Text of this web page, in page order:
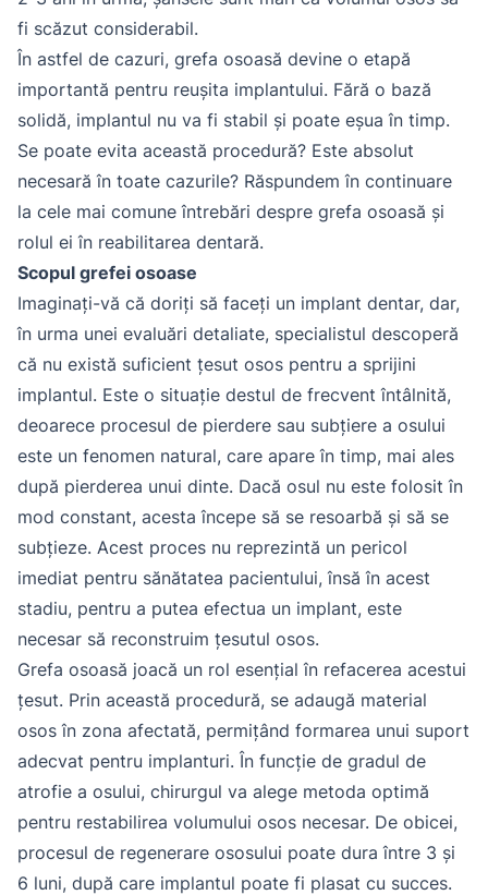
fi scăzut considerabil.
În astfel de cazuri, grefa osoasă devine o etapă
importantă pentru reușita implantului. Fără o bază
solidă, implantul nu va fi stabil și poate eșua în timp.
Se poate evita această procedură? Este absolut
necesară în toate cazurile? Răspundem în continuare
la cele mai comune întrebări despre grefa osoasă și
rolul ei în reabilitarea dentară.
Scopul grefei osoase
Imaginați-vă că doriți să faceți un implant dentar, dar,
în urma unei evaluări detaliate, specialistul descoperă
că nu există suficient țesut osos pentru a sprijini
implantul. Este o situație destul de frecvent întâlnită,
deoarece procesul de pierdere sau subțiere a osului
este un fenomen natural, care apare în timp, mai ales
după pierderea unui dinte. Dacă osul nu este folosit în
mod constant, acesta începe să se resoarbă și să se
subțieze. Acest proces nu reprezintă un pericol
imediat pentru sănătatea pacientului, însă în acest
stadiu, pentru a putea efectua un implant, este
necesar să reconstruim țesutul osos.
Grefa osoasă joacă un rol esențial în refacerea acestui
țesut. Prin această procedură, se adaugă material
osos în zona afectată, permițând formarea unui suport
adecvat pentru implanturi. În funcție de gradul de
atrofie a osului, chirurgul va alege metoda optimă
pentru restabilirea volumului osos necesar. De obicei,
procesul de regenerare ososului poate dura între 3 și
6 luni, după care implantul poate fi plasat cu succes.